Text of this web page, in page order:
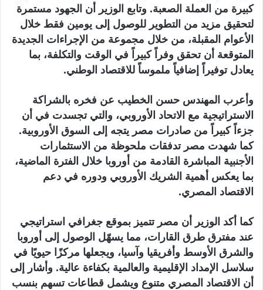
كبيرة من العملة الصعبة. وتابع الوزير أن الجهود مستمرة
لتحقيق مزيد من التطوير للوصول إلى يومين فقط خلال
الأعوام المقبلة، من خلال مجموعة من الإجراءات الجديدة
المتوقعة أن تحقق وفراً كبيراً في الوقت والتكلفة، بما
يعادل توفيراً إضافياً ملموساً للاقتصاد الوطني.
وأعرب المهندس حسن الخطيب عن فخره بالشراكة
الاستراتيجية مع الاتحاد الأوروبي، والتي تجسدت في أن
جزءاً كبيراً من صادرات مصر يتجه إلى السوق الأوروبية.
كما شهدت مصر تدفقات ملحوظة من الاستثمارات
الأجنبية المباشرة القادمة من أوروبا خلال الفترة الماضية،
بما يعكس أهمية الشريك الأوروبي ودوره في دعم
الاقتصاد المصري.
كما أكد الوزير أن مصر تتميز بموقع جغرافي استراتيجي
عند مفترق طرق القارات، مما يسهّل الوصول إلى أوروبا
والشرق الأوسط وأفريقيا وآسيا، ويجعلها مركزًا حيويًا في
سلاسل الإمداد الإقليمية والعالمية بكفاءة عالية. وأشار إلى
أن الاقتصاد المصري متنوع ويشمل قطاعات تسهم بنسب